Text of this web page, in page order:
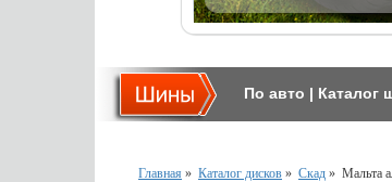
По авто | Каталог
Главная » Каталог дисков » Скад » Мальта